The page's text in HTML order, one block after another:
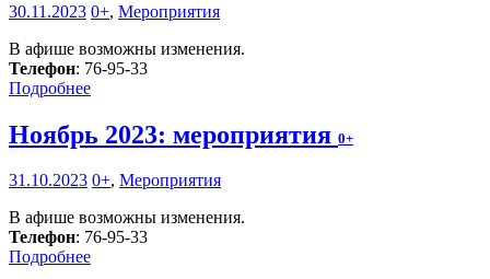
30.11.2023 0+, Мероприятия
В афише возможны изменения.
Телефон: 76-95-33
Подробнее
Ноябрь 2023: мероприятия 0+
31.10.2023 0+, Мероприятия
В афише возможны изменения.
Телефон: 76-95-33
Подробнее